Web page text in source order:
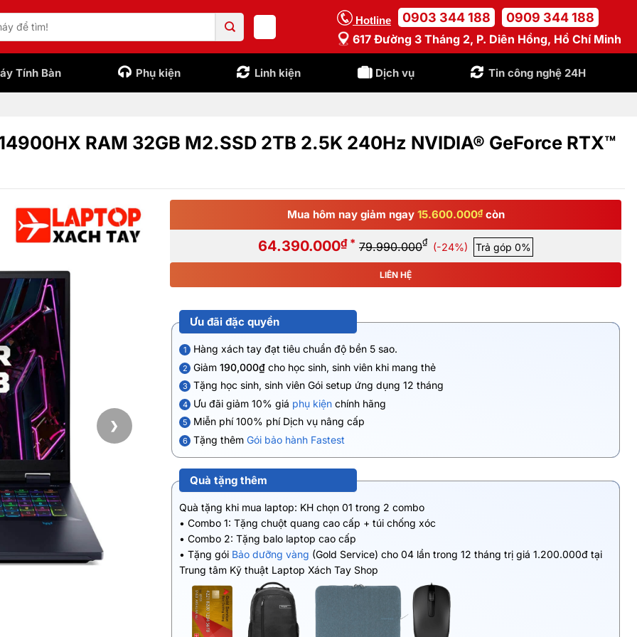
Hotline 0903 344 188 0909 344 188
617 Đường 3 Tháng 2, P. Diên Hồng, Hồ Chí Minh
Tính Bàn Phụ kiện Linh kiện Dịch vụ Tin công nghệ 24H
RAM 32GB M2.SSD 2TB 2.5K 240Hz NVIDIA® GeForce RTX™
❯
Mua hôm nay giảm ngay 15.600.000₫ còn
64.390.000₫ * 79.990.000₫ (-24%) Trả góp 0%
LIÊN HỆ
Ưu đãi đặc quyền
1 Hàng xách tay đạt tiêu chuẩn độ bền 5 sao.
2 Giảm 190,000₫ cho học sinh, sinh viên khi mang thẻ
3 Tặng học sinh, sinh viên Gói setup ứng dụng 12 tháng
4 Ưu đãi giảm 10% giá phụ kiện chính hãng
5 Miễn phí 100% phí Dịch vụ nâng cấp
6 Tặng thêm Gói bảo hành Fastest
Quà tặng thêm
Quà tặng khi mua laptop: KH chọn 01 trong 2 combo
• Combo 1: Tặng chuột quang cao cấp + túi chống xóc
• Combo 2: Tặng balo laptop cao cấp
• Tặng gói Bảo dưỡng vàng (Gold Service) cho 04 lần trong 12 tháng trị giá 1.200.000đ tại
Trung tâm Kỹ thuật Laptop Xách Tay Shop